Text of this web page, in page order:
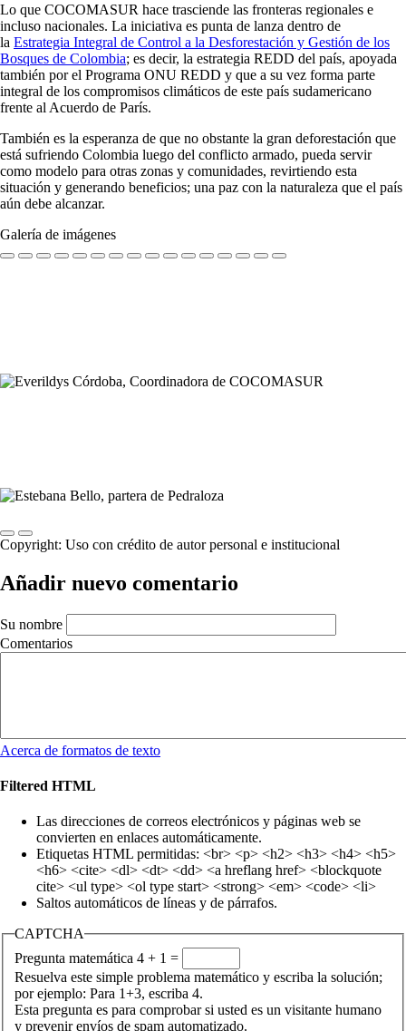
Lo que COCOMASUR hace trasciende las fronteras regionales e
incluso nacionales. La iniciativa es punta de lanza dentro de
la Estrategia Integral de Control a la Desforestación y Gestión de los
Bosques de Colombia; es decir, la estrategia REDD del país, apoyada
también por el Programa ONU REDD y que a su vez forma parte
integral de los compromisos climáticos de este país sudamericano
frente al Acuerdo de París.
También es la esperanza de que no obstante la gran deforestación que
está sufriendo Colombia luego del conflicto armado, pueda servir
como modelo para otras zonas y comunidades, revirtiendo esta
situación y generando beneficios; una paz con la naturaleza que el país
aún debe alcanzar.
Galería de imágenes
Previous
Next
Copyright: Uso con crédito de autor personal e institucional
Añadir nuevo comentario
Su nombre
Comentarios
Acerca de formatos de texto
Filtered HTML
Las direcciones de correos electrónicos y páginas web se
convierten en enlaces automáticamente.
Etiquetas HTML permitidas: <br> <p> <h2> <h3> <h4> <h5>
<h6> <cite> <dl> <dt> <dd> <a hreflang href> <blockquote
cite> <ul type> <ol type start> <strong> <em> <code> <li>
Saltos automáticos de líneas y de párrafos.
CAPTCHA
Pregunta matemática 4 + 1 =
Resuelva este simple problema matemático y escriba la solución;
por ejemplo: Para 1+3, escriba 4.
Esta pregunta es para comprobar si usted es un visitante humano
y prevenir envíos de spam automatizado.